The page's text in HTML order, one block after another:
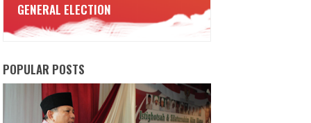
GENERAL ELECTION
POPULAR POSTS